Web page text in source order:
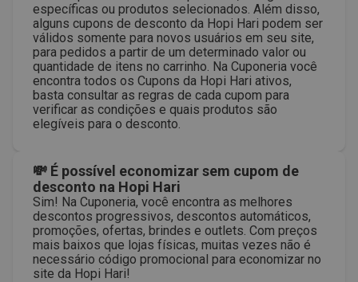
específicas ou produtos selecionados. Além disso,
alguns cupons de desconto da Hopi Hari podem ser
válidos somente para novos usuários em seu site,
para pedidos a partir de um determinado valor ou
quantidade de itens no carrinho. Na Cuponeria você
encontra todos os Cupons da Hopi Hari ativos,
basta consultar as regras de cada cupom para
verificar as condições e quais produtos são
elegíveis para o desconto.
💸 É possível economizar sem cupom de
desconto na Hopi Hari
Sim! Na Cuponeria, você encontra as melhores
descontos progressivos, descontos automáticos,
promoções, ofertas, brindes e outlets. Com preços
mais baixos que lojas físicas, muitas vezes não é
necessário código promocional para economizar no
site da Hopi Hari!